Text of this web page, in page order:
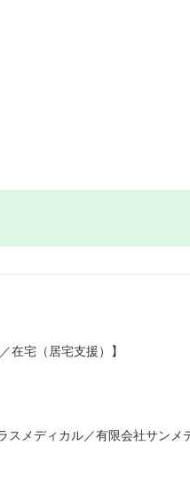
在宅（居宅支援）】
スメディカル／有限会社サンメ